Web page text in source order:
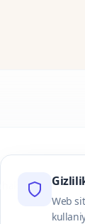
saklıdır.
Web